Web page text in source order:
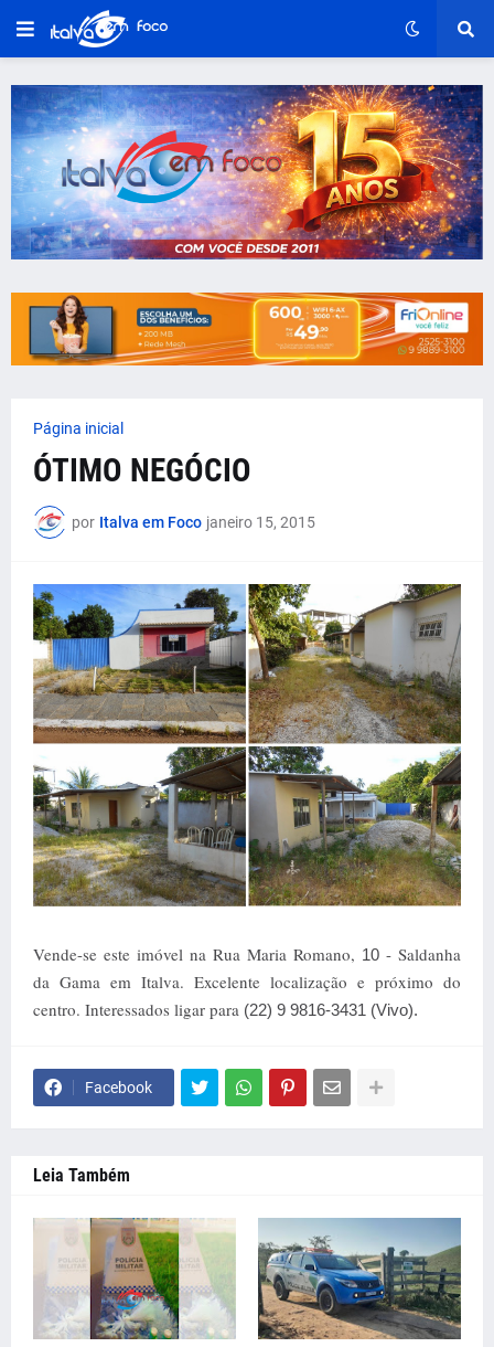
Página inicial
ÓTIMO NEGÓCIO
por Italva em Foco janeiro 15, 2015
Vende-se este imóvel na Rua Maria Romano, 10 - Saldanha
da Gama em Italva. Excelente localização e próximo do
centro. Interessados ligar para (22) 9 9816-3431 (Vivo).
Facebook
Leia Também